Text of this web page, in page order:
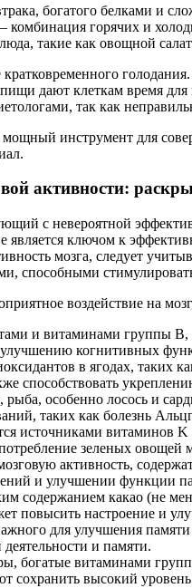
богатого белками и
комбинация горячих и
такие как овощной
дают клеткам время для
так как
инструмент для
активности:
с невероятной
является ключом к
мозга, следует
способными
воздействие на
и витаминами группы В,
улучшению когнитивных
в ягодах, таких
способствовать
особенно лосось и
таких как болезнь
источниками витаминов
зеленых овощей
активность,
и улучшении функции
содержанием какао (не
повысить настроение и
для улучшения
и памяти.
богатые витаминами
сохранить высокий